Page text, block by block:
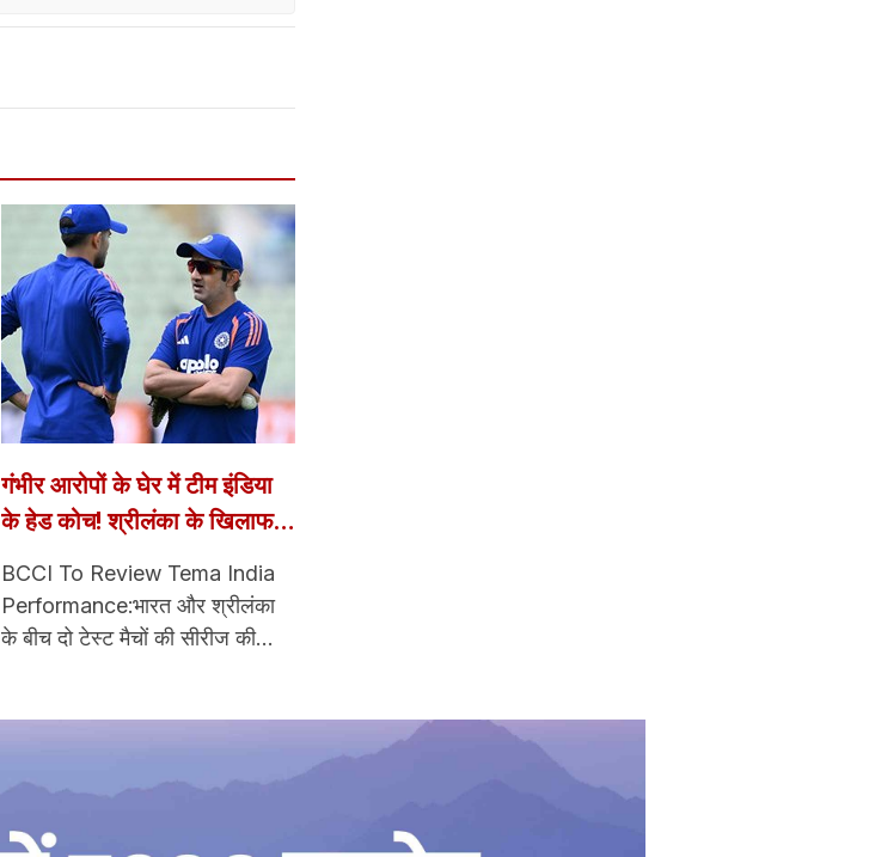
गंभीर आरोपों के घेर में टीम इंडिया
के हेड कोच! श्रीलंका के खिलाफ
मरो'
BCCI To Review Tema India
Performance:भारत और श्रीलंका
के बीच दो टेस्ट मैचों की सीरीज की
चैंपियनशिप की रेस से बाहर हो जाना।
दूसरी तरफ टीम इंडिया के हेड कोच